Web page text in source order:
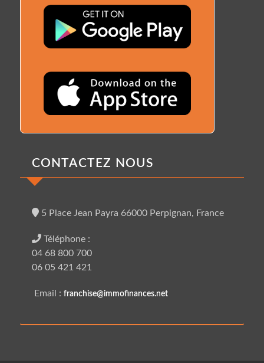
CONTACTEZ NOUS
5 Place Jean Payra 66000 Perpignan, France
Téléphone :
04 68 800 700
06 05 421 421
Email : franchise@immofinances.net